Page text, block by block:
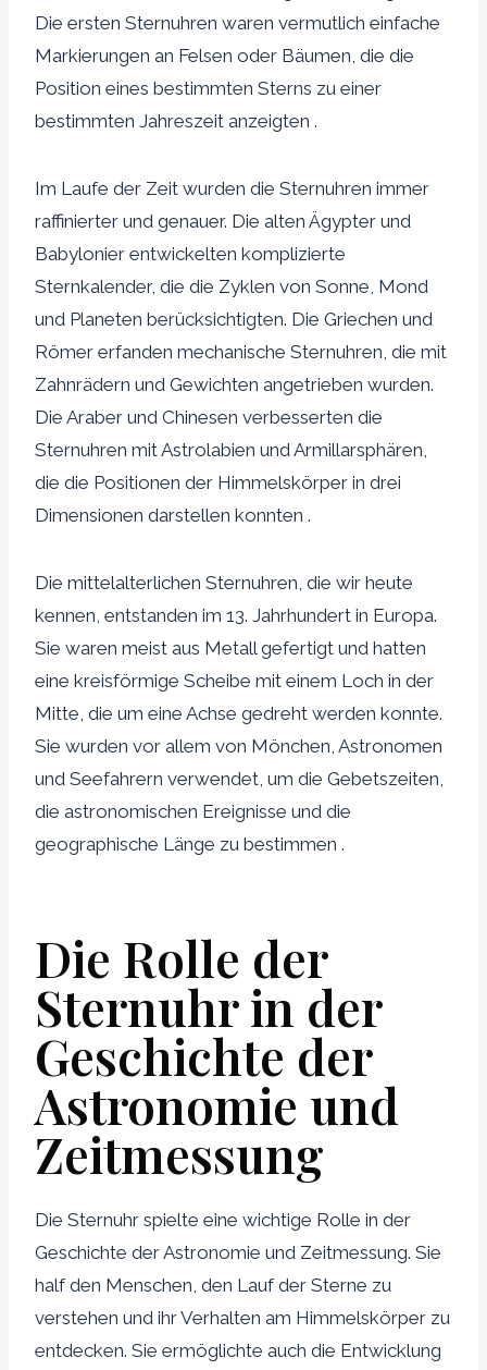
Die ersten Sternuhren waren vermutlich einfache
Markierungen an Felsen oder Bäumen, die die
Position eines bestimmten Sterns zu einer
bestimmten Jahreszeit anzeigten .
Im Laufe der Zeit wurden die Sternuhren immer
raffinierter und genauer. Die alten Ägypter und
Babylonier entwickelten komplizierte
Sternkalender, die die Zyklen von Sonne, Mond
und Planeten berücksichtigten. Die Griechen und
Römer erfanden mechanische Sternuhren, die mit
Zahnrädern und Gewichten angetrieben wurden.
Die Araber und Chinesen verbesserten die
Sternuhren mit Astrolabien und Armillarsphären,
die die Positionen der Himmelskörper in drei
Dimensionen darstellen konnten .
Die mittelalterlichen Sternuhren, die wir heute
kennen, entstanden im 13. Jahrhundert in Europa.
Sie waren meist aus Metall gefertigt und hatten
eine kreisförmige Scheibe mit einem Loch in der
Mitte, die um eine Achse gedreht werden konnte.
Sie wurden vor allem von Mönchen, Astronomen
und Seefahrern verwendet, um die Gebetszeiten,
die astronomischen Ereignisse und die
geographische Länge zu bestimmen .
Die Rolle der
Sternuhr in der
Geschichte der
Astronomie und
Zeitmessung
Die Sternuhr spielte eine wichtige Rolle in der
Geschichte der Astronomie und Zeitmessung. Sie
half den Menschen, den Lauf der Sterne zu
verstehen und ihr Verhalten am Himmelskörper zu
entdecken. Sie ermöglichte auch die Entwicklung